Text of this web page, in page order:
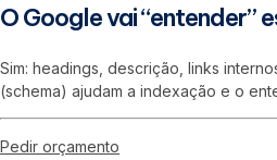
O Google vai “entender”
Sim: headings, descrição, links
(schema) ajudam a indexação e o
Pedir orçamento